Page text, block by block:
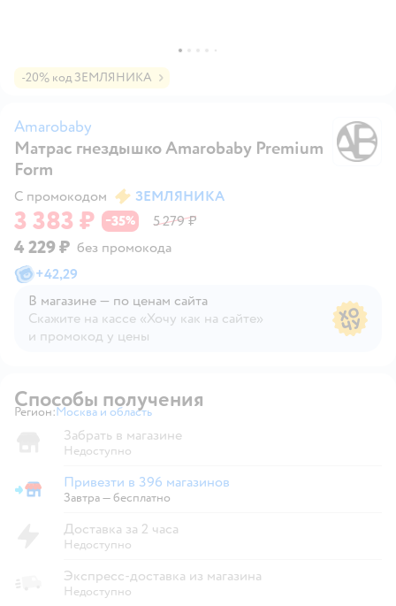
-20% код ЗЕМЛЯНИКА
Amarobaby
Матрас гнездышко Amarobaby Premium
Form
С промокодом ЗЕМЛЯНИКА
3 383 ₽ −35% 5 279 ₽
4 229 ₽ без промокода
+42,29
В магазине — по ценам сайта
Скажите на кассе «Хочу как на сайте»
и промокод у цены
Способы получения
Регион: Выбор адреса доставки.
Москва и область
Забрать в магазине
Недоступно
Привезти в магазин
Привезти в 396 магазинов
Завтра—бесплатно
Доставка за 2 часа
Недоступно
Экспресс-доставка из магазина
Недоступно